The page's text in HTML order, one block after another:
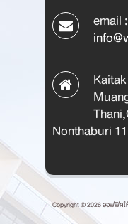
email :
Nonthaburi
Copyright © 2026 ออฟฟิศให้